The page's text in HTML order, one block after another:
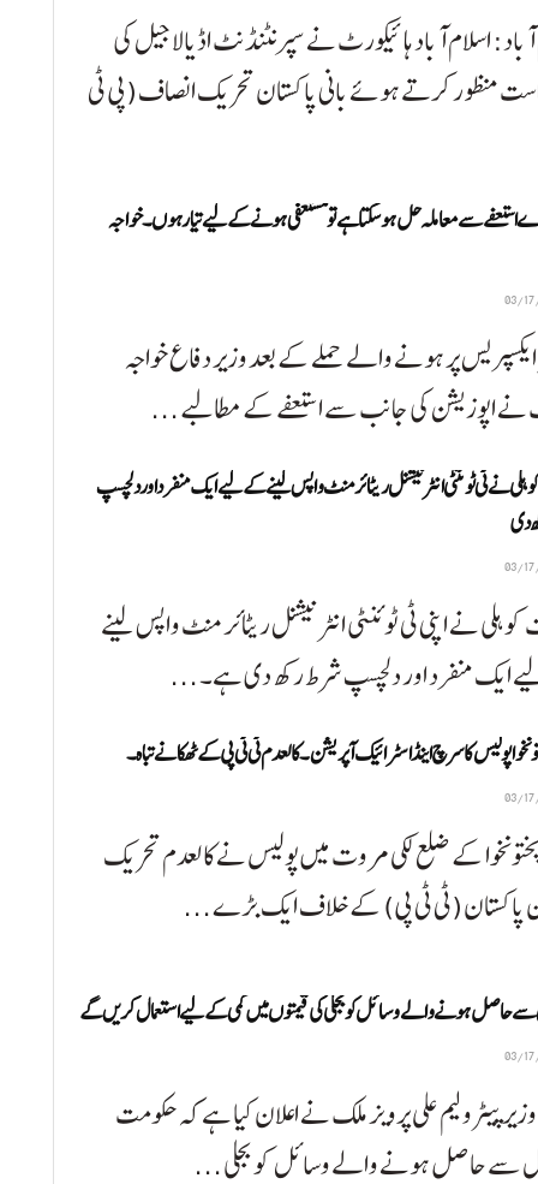
اسلام آباد ہائیکورٹ نے سپرنٹنڈنٹ اڈیالا جیل کی
منظور کرتے ہوئے بانی پاکستان تحریک انصاف (پی ٹی
استعفے سے معاملہ حل ہوسکتا ہے تو مستعفی ہونے کے لیے تیار ہوں۔ خواجہ
پر ہونے والے حملے کے بعد وزیر دفاع خواجہ
اپوزیشن کی جانب سے استعفے کے مطالبے ...
نے ٹی ٹوئنٹی انٹرنیشنل ریٹائرمنٹ واپس لینے کے لیے ایک منفرد اور دلچسپ
دی
نے اپنی ٹی ٹوئنٹی انٹرنیشنل ریٹائرمنٹ واپس لینے
ایک منفرد اور دلچسپ شرط رکھ دی ہے۔ ...
پولیس کا سرچ اینڈ اسٹرائیک آپریشن۔ کالعدم ٹی ٹی پی کے ٹھکانے تباہ۔
کے ضلع لکی مروت میں پولیس نے کالعدم تحریک
پاکستان (ٹی ٹی پی) کے خلاف ایک بڑے ...
حاصل ہونے والے وسائل کو بجلی کی قیمتوں میں کمی کے لیے استعمال کریں گے
پیٹرولیم علی پرویز ملک نے اعلان کیا ہے کہ حکومت
سے حاصل ہونے والے وسائل کو بجلی ...